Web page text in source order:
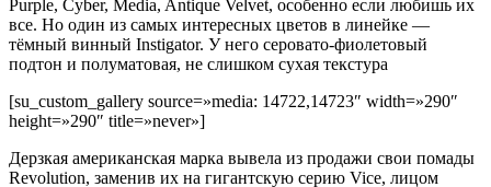
Purple, Cyber, Media, Antique Velvet, особенно если любишь их
все. Но один из самых интересных цветов в линейке —
тёмный винный Instigator. У него серовато-фиолетовый
подтон и полуматовая, не слишком сухая текстура
[su_custom_gallery source=»media: 14722,14723″ width=»290″
height=»290″ title=»never»]
Дерзкая американская марка вывела из продажи свои помады
Revolution, заменив их на гигантскую серию Vice, лицом